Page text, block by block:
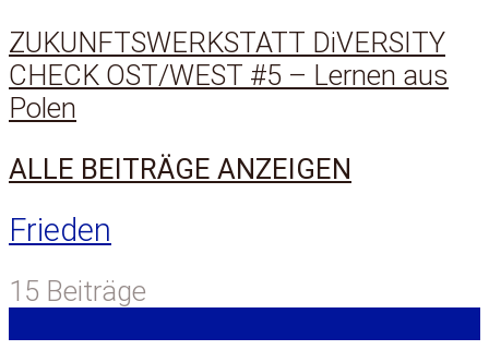
ZUKUNFTSWERKSTATT DiVERSITY
CHECK OST/WEST #5 – Lernen aus
Polen
ALLE BEITRÄGE ANZEIGEN
Frieden
15 Beiträge